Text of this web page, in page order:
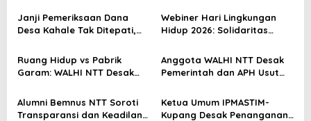
p
s
Kertapati
Dinas Sosial
Janji Pemeriksaan Dana
Desa Kahale Tak Ditepati,
Keseriusan Kejati NTT
Webiner Hari Lingkungan
Hidup 2026: Solidaritas
Soroti Dampak Krisis Iklim
dan Ruang hidup di NTT
Ruang Hidup vs Pabrik
Garam: WALHI NTT Desak
Ndao Berubah Permanen
Anggota WALHI NTT Desak
Pemerintah dan APH Usut
Kayu Sonokeling Ilegal di
TTU
Alumni Bemnus NTT Soroti
Transparansi dan Keadilan
Ketua Umum IPMASTIM-
Kupang Desak Penanganan